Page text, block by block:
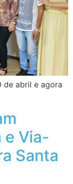
de abril e agora
e Via-
Santa